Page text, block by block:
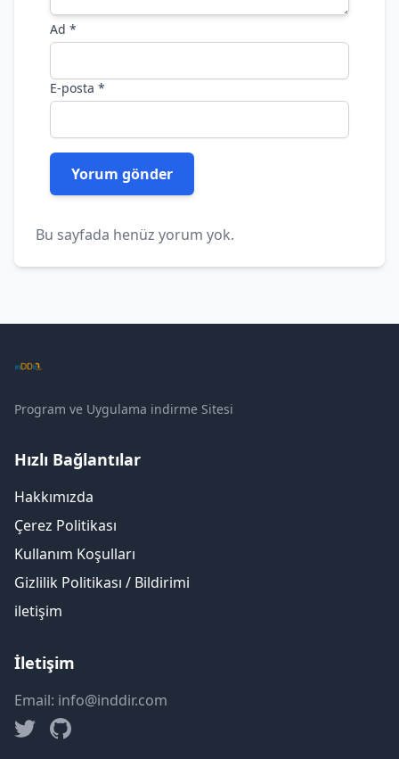
Ad *
E-posta *
Bu sayfada henüz yorum yok.
Program ve Uygulama indirme Sitesi
Hızlı Bağlantılar
Hakkımızda
Çerez Politikası
Kullanım Koşulları
Gizlilik Politikası / Bildirimi
iletişim
İletişim
Email: info@inddir.com